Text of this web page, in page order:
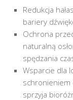
Redukcja
bariery
Ochrona
naturalną
spędzania
Wsparcie dla
schronieniem
sprzyja